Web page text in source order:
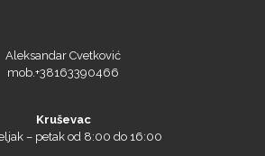
Prime Vision
Aleksandar Cvetković
mob.+38163390466
Kruševac
– petak od 8:00 do 16:00